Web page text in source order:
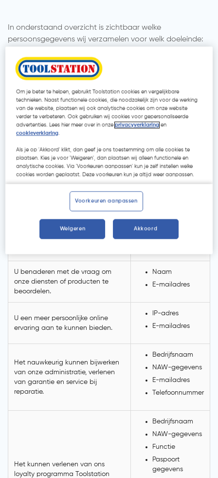
In onderstaand overzicht is zichtbaar welke
persoonsgegevens wij verzamelen voor welk doeleinde:
Doeleinde
Het beheren van de status en het
proces van uw order in uw
account.
Bedrijfsnaam
NAW-gegevens
E-mailadres
Het verwerken van gegevens
zodat een tijdige en correcte
levering gewaarborgd wordt,
waaronder het maken van
aantekeningen zodra het pakket
afgeleverd is. Voor dit doeleinde
kunnen wij tevens de
persoonsgegevens delen met de
U benaderen met de vraag om
onze diensten of producten te
beoordelen.
Naam
E-mailadres
U een meer persoonlijke online
ervaring aan te kunnen bieden.
IP-adres
E-mailadres
Het nauwkeurig kunnen bijwerken
van onze administratie, verlenen
van garantie en service bij
reparatie.
Bedrijfsnaam
NAW-gegevens
E-mailadres
Telefoonnummer
Het kunnen verlenen van ons
loyalty programma Toolstation
Bedrijfsnaam
NAW-gegevens
Functie
Paspoort
gegevens
Om je beter te helpen, gebruikt Toolstation cookies en vergelijkbare
technieken. Naast functionele cookies, die noodzakelijk zijn voor de werking
van de website, plaatsen wij ook analytische cookies om onze website
verder te verbeteren. Ook gebruiken wij cookies voor gepersonaliseerde
advertenties. Lees hier meer over in onzeprivacyverklaring en
cookieverklaring.
Als je op 'Akkoord' klikt, dan geef je ons toestemming om alle cookies te
plaatsen. Kies je voor 'Weigeren', dan plaatsen wij alleen functionele en
analytische cookies. Via 'Voorkeuren aanpassen' kun je zelf instellen welke
cookies worden geplaatst. Deze voorkeuren kun je altijd weer aanpassen.
Voorkeuren aanpassen
Weigeren Akkoord